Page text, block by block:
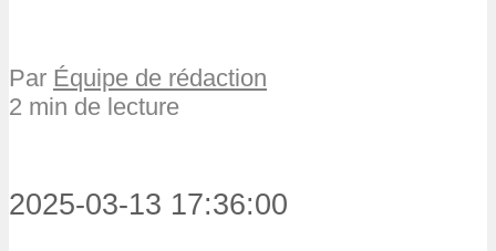
Par Équipe de rédaction
2 min de lecture
2025-03-13 17:36:00